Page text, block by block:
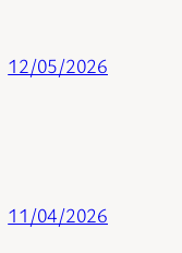
12/05/2026
11/04/2026